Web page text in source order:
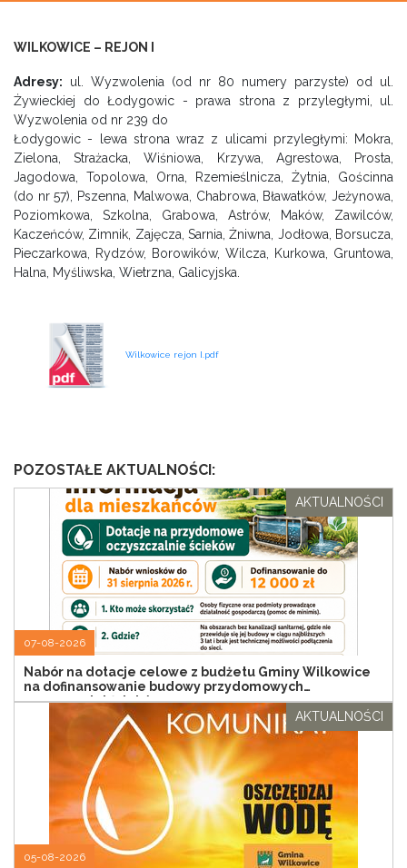
WILKOWICE – REJON I
Adresy: ul. Wyzwolenia (od nr 80 numery parzyste) od ul.
Żywieckiej do Łodygowic - prawa strona z przyległymi, ul.
Wyzwolenia od nr 239 do
Łodygowic - lewa strona wraz z ulicami przyległymi: Mokra,
Zielona, Strażacka, Wiśniowa, Krzywa, Agrestowa, Prosta,
Jagodowa, Topolowa, Orna, Rzemieślnicza, Żytnia, Gościnna
(do nr 57), Pszenna, Malwowa, Chabrowa, Bławatków, Jeżynowa,
Poziomkowa, Szkolna, Grabowa, Astrów, Maków, Zawilców,
Kaczeńców, Zimnik, Zajęcza, Sarnia, Żniwna, Jodłowa, Borsucza,
Pieczarkowa, Rydzów, Borowików, Wilcza, Kurkowa, Gruntowa,
Halna, Myśliwska, Wietrzna, Galicyjska.
Wilkowice rejon I.pdf
POZOSTAŁE AKTUALNOŚCI:
07-08-2026
Nabór na dotacje celowe z budżetu Gminy Wilkowice
na dofinansowanie budowy przydomowych
oczyszczalni ścieków
AKTUALNOŚCI
05-08-2026
AKTUALNOŚCI